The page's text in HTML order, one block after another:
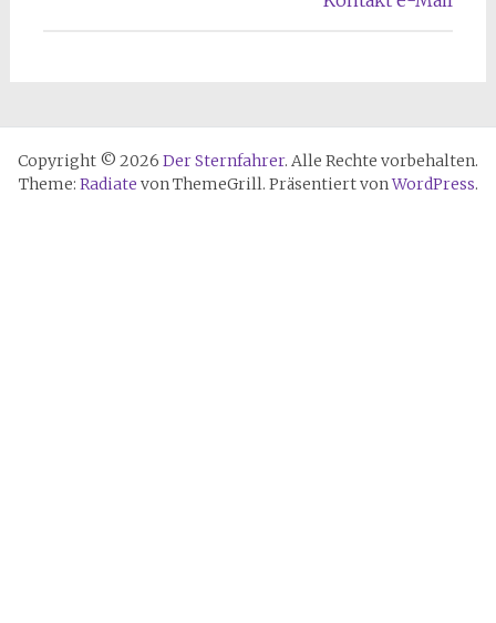
Copyright © 2026 Der Sternfahrer. Alle Rechte vorbehalten.
Theme: Radiate von ThemeGrill. Präsentiert vonWordPress.